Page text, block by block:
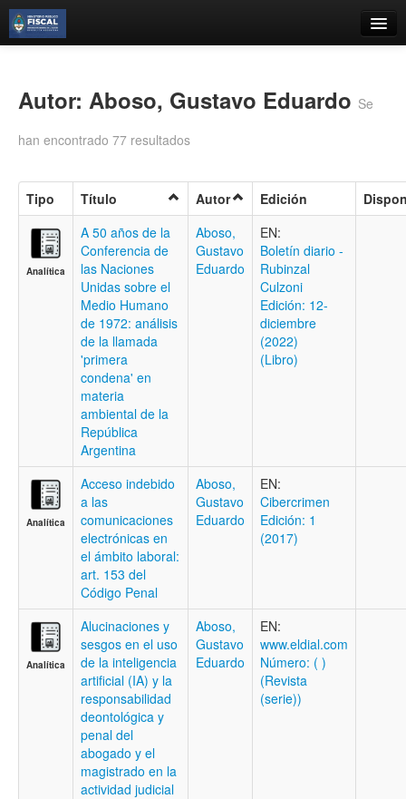
Búsqueda Avanzada
Contacto
Iniciar sesión
Autor: Aboso, Gustavo Eduardo Se
han encontrado 77 resultados
Tipo Título Autor Edición
Analítica
A 50 años de la
Conferencia de
las Naciones
Unidas sobre el
Medio Humano
de 1972: análisis
de la llamada
'primera
condena' en
materia
ambiental de la
República
Argentina
Aboso,
Gustavo
Eduardo
EN:
Boletí­n diario -
Rubinzal
Culzoni
Edición: 12-
diciembre
(2022)
(Libro)
Analítica
Acceso indebido
a las
comunicaciones
electrónicas en
el ámbito laboral:
art. 153 del
Código Penal
Aboso,
Gustavo
Eduardo
EN:
Cibercrimen
Edición: 1
(2017)
Analítica
Alucinaciones y
sesgos en el uso
de la inteligencia
artificial (IA) y la
responsabilidad
deontológica y
penal del
abogado y el
magistrado en la
actividad judicial
Aboso,
Gustavo
Eduardo
EN:
www.eldial.com
Número: ( )
(Revista
(serie))